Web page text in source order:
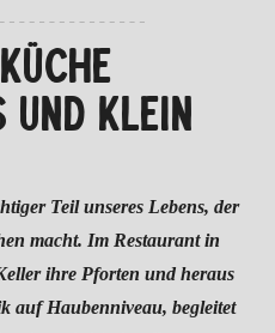
UND KLEIN
Teil unseres Lebens, der
macht. Im Restaurant in
ihre Pforten und heraus
auf Haubenniveau, begleitet